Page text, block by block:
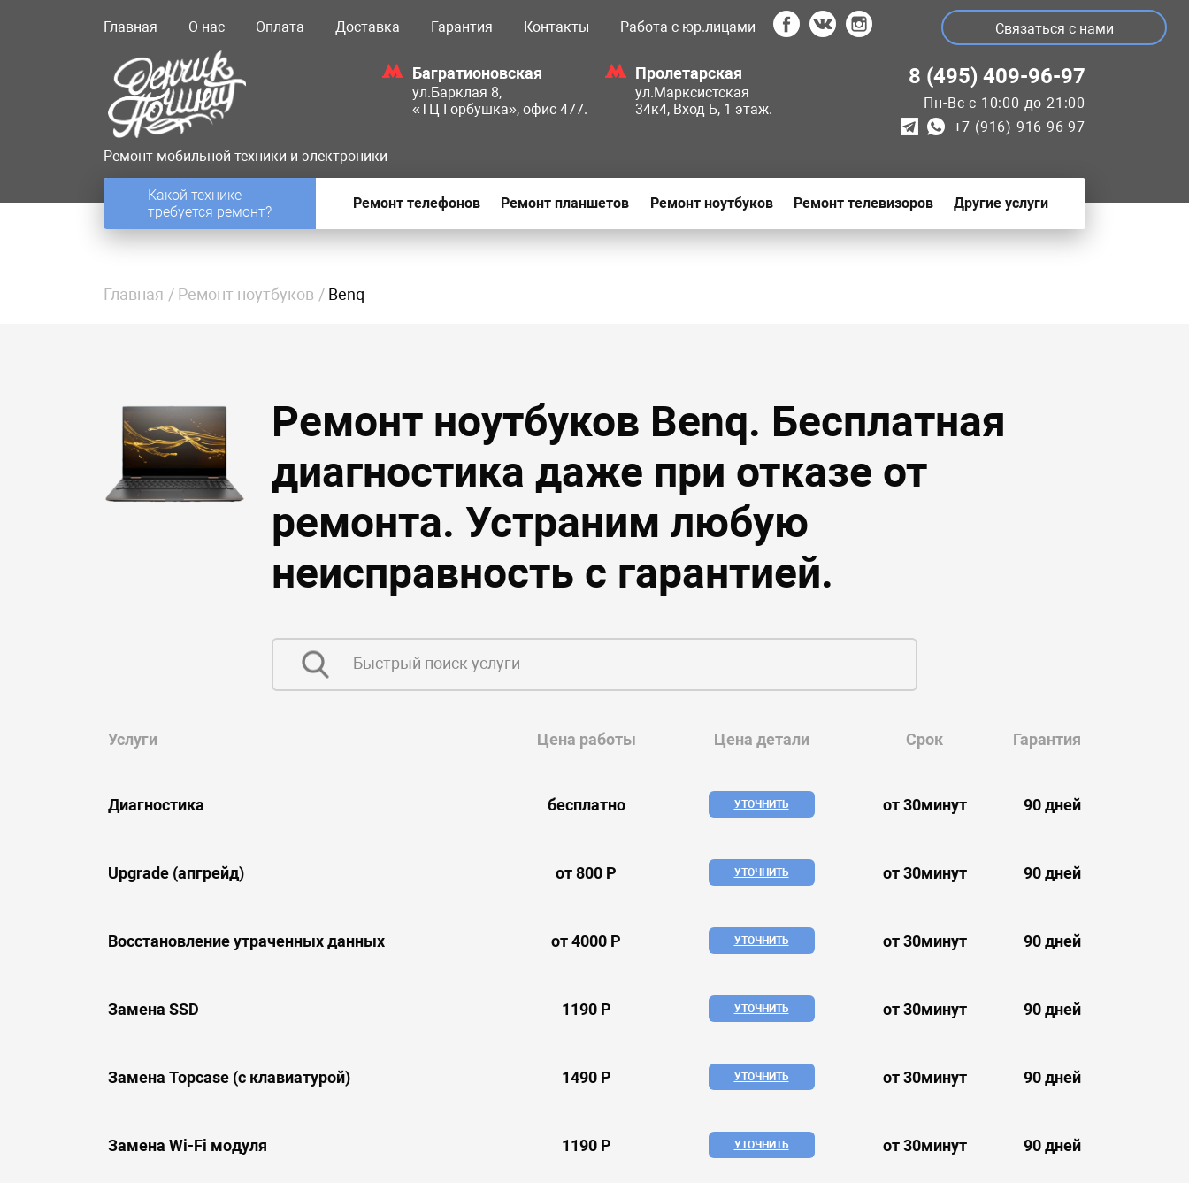
Главная О нас Оплата Доставка Гарантия Контакты Работа с юр.лицами Связаться с нами
Багратионовская
ул.Барклая 8,
«ТЦ Горбушка», офис 477.
Пролетарская
ул.Марксистская
34к4, Вход Б, 1 этаж.
8 (495) 409-96-97
Пн-Вс с 10:00 до 21:00
+7 (916) 916-96-97
Ремонт мобильной техники и электроники
Какой технике
требуется ремонт?
Ремонт телефонов Ремонт планшетов Ремонт ноутбуков Ремонт телевизоров Другие услуги
Главная Ремонт ноутбуков Benq
Ремонт ноутбуков Benq. Бесплатная
диагностика даже при отказе от
ремонта. Устраним любую
неисправность с гарантией.
Услуги Цена работы Цена детали Срок Гарантия
Диагностика бесплатно УТОЧНИТЬ от 30минут 90 дней
Upgrade (апгрейд) от 800 Р УТОЧНИТЬ от 30минут 90 дней
Восстановление утраченных данных от 4000 Р УТОЧНИТЬ от 30минут 90 дней
Замена SSD 1190 Р УТОЧНИТЬ от 30минут 90 дней
Замена Topcase (с клавиатурой) 1490 Р УТОЧНИТЬ от 30минут 90 дней
Замена Wi-Fi модуля 1190 Р УТОЧНИТЬ от 30минут 90 дней